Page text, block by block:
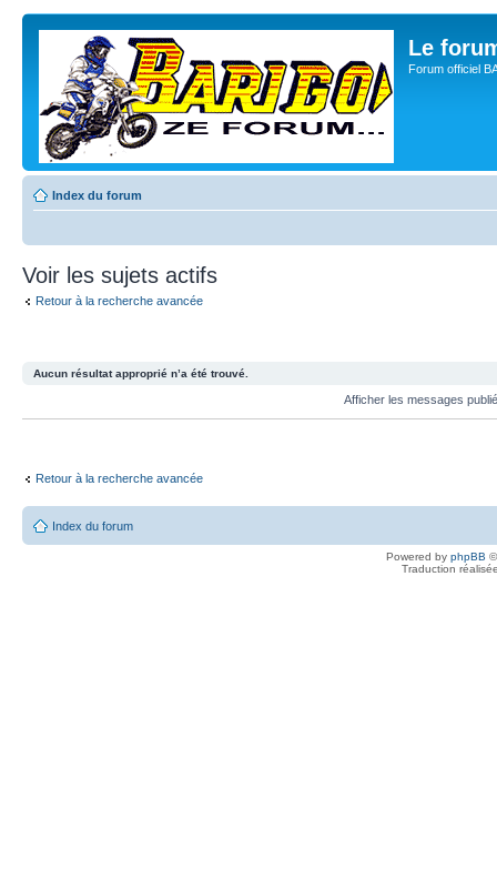
Le
Forum officiel
Index du forum
Voir les sujets actifs
Retour à la recherche avancée
Aucun résultat approprié n’a été trouvé.
Afficher les messages
Retour à la recherche avancée
Index du forum
Powered by phpBB
Traduction